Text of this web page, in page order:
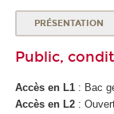
PRÉSENTATION
Public,
Accès en L1 : Bac
Accès en L2 :